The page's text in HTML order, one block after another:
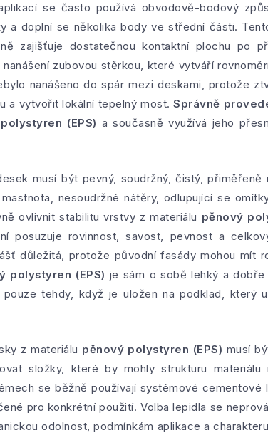
se často používá obvodově-bodový
a doplní se několika body ve střední části.
zajišťuje dostatečnou kontaktní plochu po
zubovou stěrkou, které vytváří
nanášeno do spár mezi deskami, protože
a vytvořit lokální tepelný most.Správně
(EPS) a současně využívá jeho
musí být pevný, soudržný, čistý,
nesoudržné nátěry, odlupující se
ovlivnit stabilitu vrstvy z materiálu pěnový
posuzuje rovinnost, savost, pevnost a
důležitá, protože původní fasády mohou mít
polystyren (EPS) je sám o sobě lehký a
tehdy, když je uložen na podklad, který
z materiálu pěnový polystyren (EPS) musí
složky, které by mohly strukturu
se běžně používají systémové cementové
pro konkrétní použití. Volba lepidla se
odolnost, podmínkám aplikace a